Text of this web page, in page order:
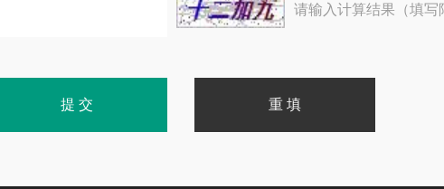
请输入计算结果（填写